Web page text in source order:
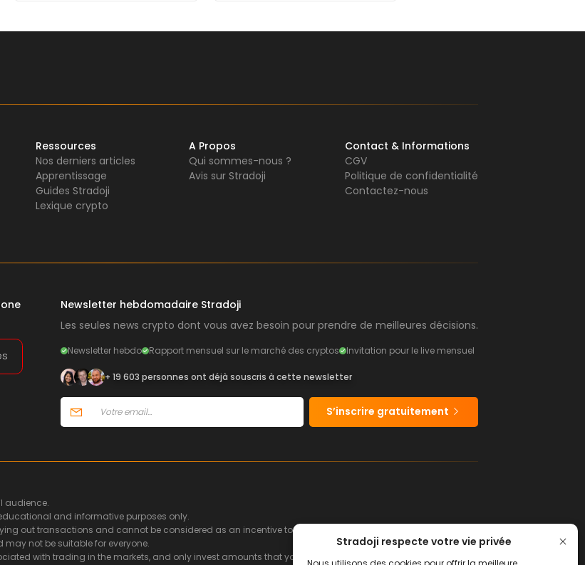
Stradoji respecte votre vie privée
Ressources
Nos derniers articles
Apprentissage
Guides Stradoji
Lexique crypto
A Propos
Qui sommes-nous ?
Avis sur Stradoji
Contact & Informations
CGV
Politique de confidentialité
Contactez-nous
Newsletter hebdomadaire Stradoji
Les seules news crypto dont vous avez besoin pour prendre de meilleures décisions.
Newsletter hebdo Rapport mensuel sur le marché des cryptos Invitation pour le live mensuel
+ 19 603 personnes ont déjà souscris à cette newsletter
S’inscrire gratuitement
audience.
and informative purposes only.
out transactions and cannot be considered as an incentive to buy or sell financial instruments.
not be suitable for everyone.
with trading in the markets, and only invest amounts that you can afford to lose.